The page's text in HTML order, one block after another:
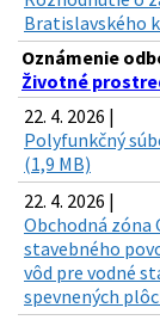
Bratislavského
Oznámenie
Životné
22. 4. 2026 |
Polyfunkčný
(1,9 MB)
22. 4. 2026 |
Obchodná zóna
stavebného
vôd pre vodné
spevnených